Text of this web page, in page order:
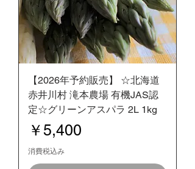
【2026年予約販売】 ☆北海道
赤井川村 滝本農場 有機JAS認
定☆グリーンアスパラ 2L 1kg
価格
￥5,400
消費税込み